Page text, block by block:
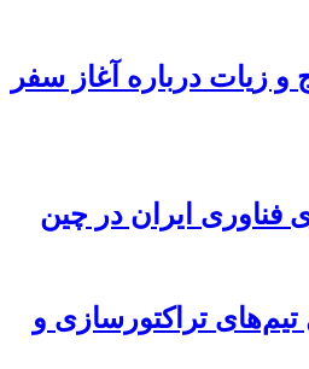
و زیات درباره آغاز سفر
فناوری ایران در چین
تیم‌های تراکتورسازی و